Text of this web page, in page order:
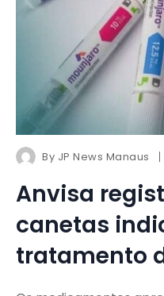
By JP News Manaus
Anvisa
canetas
tratamento